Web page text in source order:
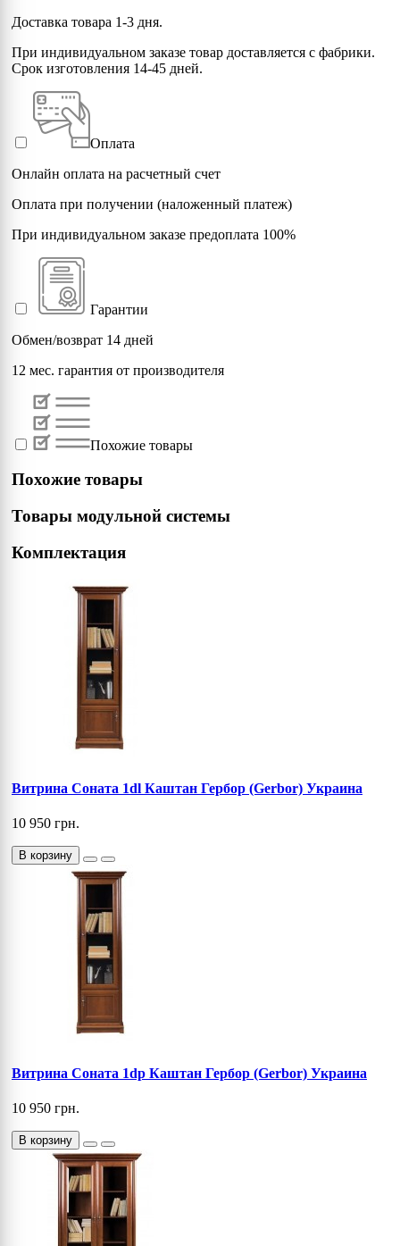
Доставка товара 1-3 дня.
При индивидуальном заказе товар доставляется с фабрики.
Срок изготовления 14-45 дней.
Оплата
Онлайн оплата на расчетный счет
Оплата при получении (наложенный платеж)
При индивидуальном заказе предоплата 100%
Гарантии
Обмен/возврат 14 дней
12 мес. гарантия от производителя
Похожие товары
Похожие товары
Товары модульной системы
Комплектация
Витрина Соната 1dl Каштан Гербор (Gerbor) Украина
10 950 грн.
В корзину
Витрина Соната 1dp Каштан Гербор (Gerbor) Украина
10 950 грн.
В корзину